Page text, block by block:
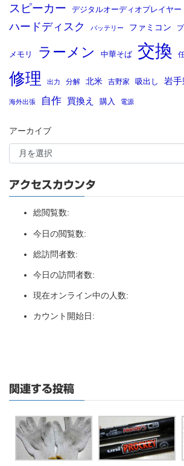
スピーカー デジタルオーディオプレイヤー
ハードディスク バッテリー ファミコン
メモリ ラーメン 中華そば 交換
修理 出力 分解 北米 吉野家 吸出し 岩手
海外出張 自作 買換え 購入 電源
アーカイブ
アクセスカウンタ
総閲覧数:
今日の閲覧数:
総訪問者数:
今日の訪問者数:
現在オンライン中の人数:
カウント開始日:
関連する投稿